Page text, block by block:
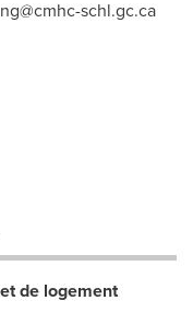
schl.gc.ca
de logement